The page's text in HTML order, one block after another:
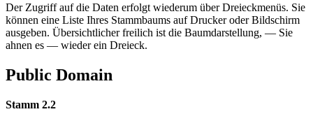
Der Zugriff auf die Daten erfolgt wiederum über Dreieckmenüs. Sie
können eine Liste Ihres Stammbaums auf Drucker oder Bildschirm
ausgeben. Übersichtlicher freilich ist die Baumdarstellung, — Sie
ahnen es — wieder ein Dreieck.
Public Domain
Stamm 2.2